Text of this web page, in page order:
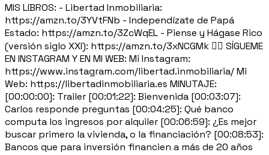
MIS LIBROS: - Libertad Inmobiliaria:
https://amzn.to/3YVtFNb - Independízate de Papá
Estado: https://amzn.to/3ZcWqEL - Piense y Hágase Rico
(versión siglo XXI): https://amzn.to/3xNCGMk 🙋‍♂️ SÍGUEME
EN INSTAGRAM Y EN MI WEB: Mi Instagram:
https://www.instagram.com/libertad.inmobiliaria/ Mi
Web: https://libertadinmobiliaria.es MINUTAJE:
[00:00:00]: Trailer [00:01:22]: Bienvenida [00:03:07]:
Carlos responde preguntas [00:04:25]: Qué banco
computa los ingresos por alquiler [00:06:59]: ¿Es mejor
buscar primero la vivienda, o la financiación? [00:08:53]:
Bancos que para inversión financien a más de 20 años